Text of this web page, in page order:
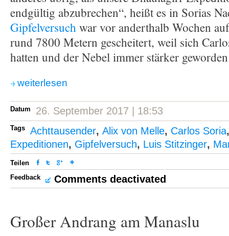
endgültig abzubrechen“, heißt es in Sorias
Gipfelversuchwar vor anderthalb Wochen
rund 7800 Metern gescheitert, weil sich
hatten und der Nebel immer stärker
weiterlesen
Datum 26. September 2017 | 18:53
Tags Achttausender, Alix von Melle, Carlos Soria
Expeditionen, Gipfelversuch, Luis Stitzinger,
Teilen
Feedback
Comments deactivated
Großer Andrang am Manaslu